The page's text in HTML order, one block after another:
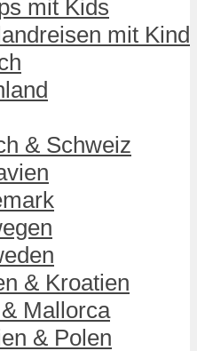
mit Kids
mit Kind
& Schweiz
& Kroatien
Mallorca
& Polen